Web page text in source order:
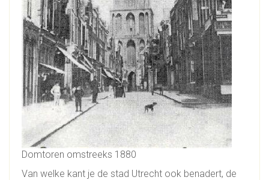
Domtoren omstreeks 1880
Van welke kant je de stad Utrecht ook benadert, de